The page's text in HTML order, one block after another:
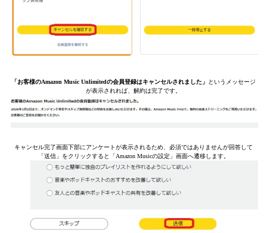
「お客様のAmazon Music Unlimitedの会員登録はキャンセルされました」
というメッセージ
が表示されれば、解約は完了です。
キャンセル完了画面下部にアンケートが表示されるため、必須ではありませんが回答して
「送信」をクリックすると「Amazon Musicの設定」画面へ遷移します。